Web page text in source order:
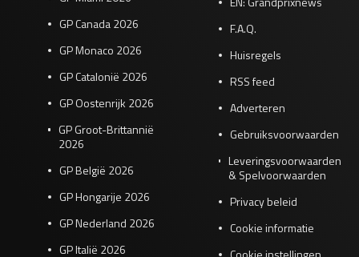
GP Canada 2026
GP Monaco 2026
GP Catalonië 2026
GP Oostenrijk 2026
GP Groot-Brittannië
2026
GP België 2026
GP Hongarije 2026
GP Nederland 2026
GP Italië 2026
F.A.Q.
Huisregels
RSS feed
Adverteren
Gebruiksvoorwaarden
Leveringsvoorwaarden
& Spelvoorwaarden
Privacy beleid
Cookie informatie